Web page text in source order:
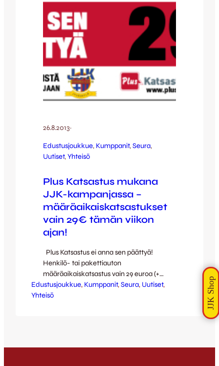
26.8.2013·
Edustusjoukkue, Kumppanit, Seura
Uutiset, Yhteisö
Plus Katsastus mukana
JJK-kampanjassa –
määräaikaiskatsastukset
vain 29€ tämän viikon
ajan!
Plus Katsastus ei anna sen päättyä!
Henkilö- tai pakettiauton
määräaikaiskatsastus vain 29 euroa (+
päästömittaus) koko tämän viikon ajan
Plus Katsastuksen toimipisteissä Keljossa ja
pelastuskampanjaan, sillä 10% koko viikon
Edustusjoukkue, Kumppanit, Seura, Uutiset
Yhteisö